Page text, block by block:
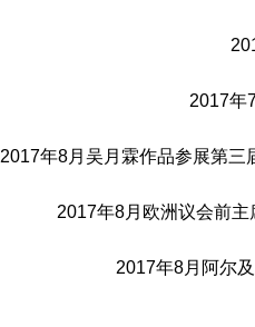
2017年
2017年8月吴月霖作品参展第三
2017年8月欧洲议会前
2017年8月阿尔